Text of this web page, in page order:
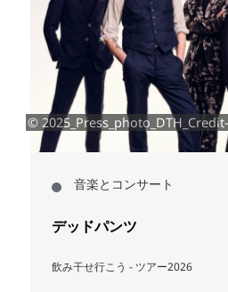
©
音楽とコンサート
デッドパンツ
飲み干せ行こう - ツアー2026